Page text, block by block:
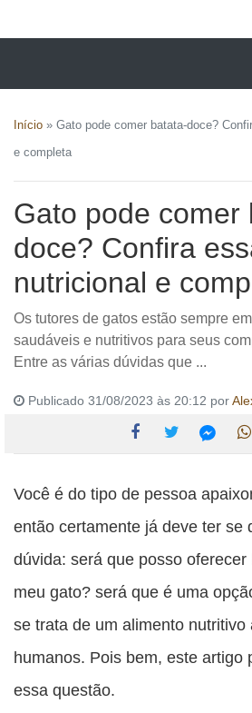
Início » Gato pode comer batata-doce?
e completa
Gato pode comer
doce? Confira
nutricional e
Os tutores de gatos estão sempre
saudáveis e nutritivos para seus
Entre as várias dúvidas que ...
Publicado 31/08/2023 às 20:12 por
esta
publicação
Facebook
esta
publicação
esta
Você é do tipo de pessoa
então certamente já deve ter se
dúvida: será que posso
meu gato? será que é uma
se trata de um alimento nutritivo
humanos. Pois bem, este artigo
essa questão.